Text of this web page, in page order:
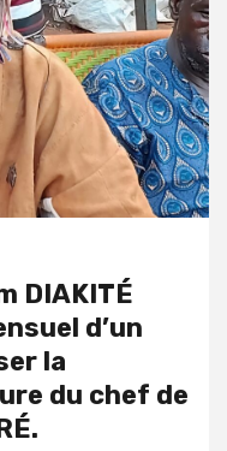
DIAKITÉ
d’un
la
du chef de